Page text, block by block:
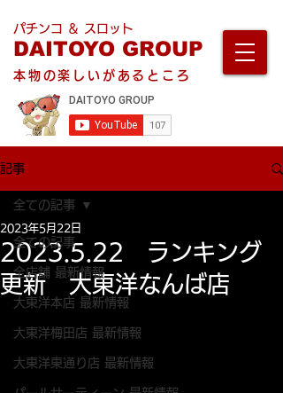
パチンコ ＆ スロット
DAITOYO GROUP
本物の楽しいがあるところ
記事
全ての記事
全店舗 最新情報
大東洋本店 最新情報
大東洋梅田店 最新情報
大東洋東通り店 最新情報
全ての記事
2023.5.22 ランキング
更新 大東洋なんば店
2023年5月22日